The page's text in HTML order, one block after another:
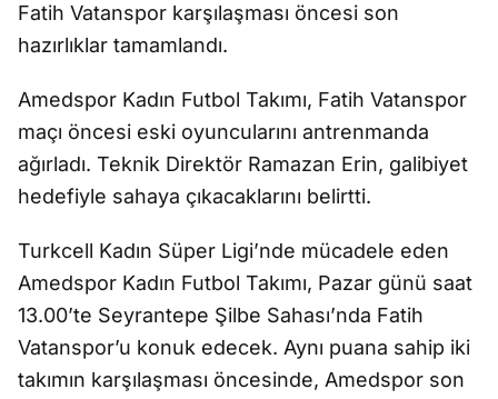
Fatih Vatanspor karşılaşması öncesi son
hazırlıklar tamamlandı.
Amedspor Kadın Futbol Takımı, Fatih Vatanspor
maçı öncesi eski oyuncularını antrenmanda
ağırladı. Teknik Direktör Ramazan Erin, galibiyet
hedefiyle sahaya çıkacaklarını belirtti.
Turkcell Kadın Süper Ligi’nde mücadele eden
Amedspor Kadın Futbol Takımı, Pazar günü saat
13.00’te Seyrantepe Şilbe Sahası’nda Fatih
Vatanspor’u konuk edecek. Aynı puana sahip iki
takımın karşılaşması öncesinde, Amedspor son